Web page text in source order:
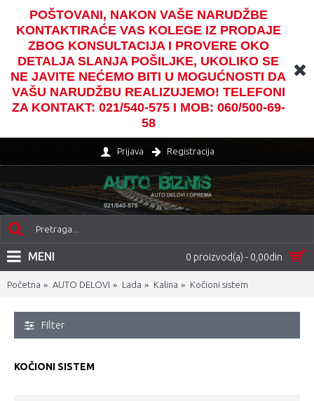
POŠTOVANI, NAKON VAŠE NARUDŽBE
KONTAKTIRAĆE VAS KOLEGE IZ PRODAJE
ZBOG KONSULTACIJA I PROVERE OKO
DETALJA SLANJA POŠILJKE, UKOLIKO SE
NE JAVITE NEĆEMO BITI U MOGUĆNOSTI DA
VAŠU NARUDŽBU REALIZUJEMO! TELEFONI
ZA KONTAKT: 021/540-575 I MOB: 060/500-69-
58
Prijava Registracija
0 proizvod(a) - 0,00din
MENI
Početna AUTO DELOVI Lada Kalina Kočioni sistem
Filter
KOČIONI SISTEM